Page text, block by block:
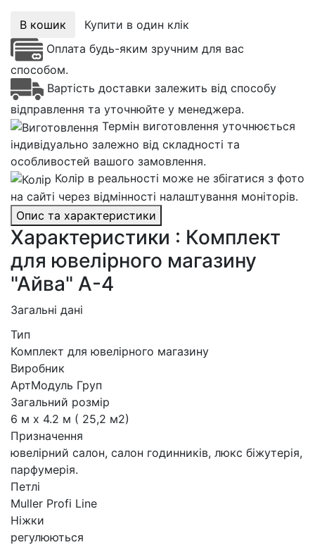
В кошик
Купити в один клік
Оплата будь-яким зручним для вас
способом.
Вартість доставки залежить від способу
відправлення та уточнюйте у менеджера.
Термін виготовлення уточнюється
індивідуально залежно від складності та
особливостей вашого замовлення.
Колір в реальності може не збігатися з фото
на сайті через відмінності налаштування моніторів.
Опис та характеристики
Характеристики : Комплект
для ювелірного магазину
"Айва" А-4
Загальні дані
Тип
Комплект для ювелірного магазину
Виробник
АртМодуль Груп
Загальний розмір
6 м х 4.2 м ( 25,2 м2)
Призначення
ювелірний салон, салон годинників, люкс біжутерія,
парфумерія.
Петлі
Muller Profi Line
Ніжки
регулюються